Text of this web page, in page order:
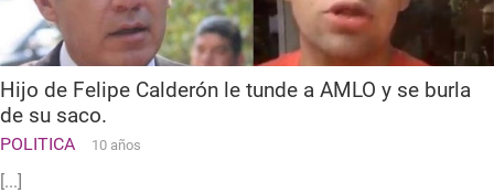
Hijo de Felipe Calderón le tunde a AMLO y se burla
de su saco.
POLITICA 10 años
[...]